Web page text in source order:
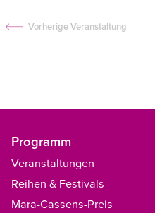
Vorherige Veranstaltung
Programm
Veranstaltungen
Reihen & Festivals
Mara-Cassens-Preis